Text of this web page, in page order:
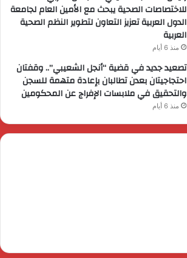
للاختصاصات الصحية يبحث مع الأمين العام لجامعة
الدول العربية تعزيز التعاون لتطوير النظم الصحية
العربية
منذ 6 أيام
تصعيد جديد في قضية “أنجل الشعيبي”.. وقفتان
احتجاجيتان بعدن تطالبان بإعادة متهمة للسجن
والتحقيق في ملابسات الإفراج عن المحكومين
منذ 6 أيام